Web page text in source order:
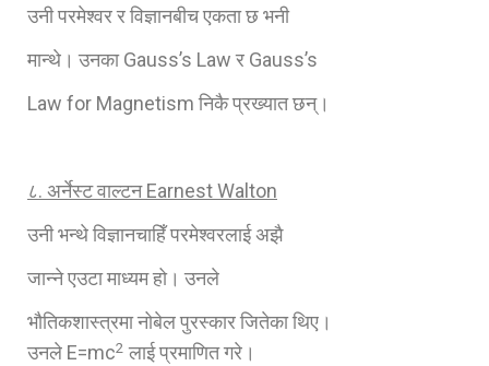
उनी परमेश्‍वर र विज्ञानबीच एकता छ भनी
मान्थे। उनका Gauss’s Law र Gauss’s
Law for Magnetism निकै प्रख्यात छन्।
८. अर्नेस्ट वाल्टनEarnest Walton
उनी भन्थे विज्ञानचाहिँ परमेश्‍वरलाई अझै
जान्‍ने एउटा माध्यम हो। उनले
भौतिकशास्‍त्रमा नोबेल पुरस्कार जितेका थिए।
उनले E=mc2 लाई प्रमाणित गरे।